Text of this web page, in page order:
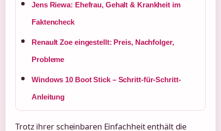
Jens Riewa: Ehefrau, Gehalt & Krankheit im
Faktencheck
Renault Zoe eingestellt: Preis, Nachfolger,
Probleme
Windows 10 Boot Stick – Schritt-für-Schritt-
Anleitung
Trotz ihrer scheinbaren Einfachheit enthält die